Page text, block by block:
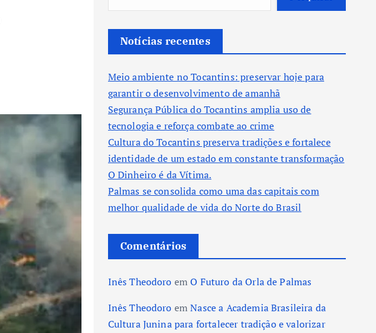
Notícias recentes
Meio ambiente no Tocantins: preservar hoje para
garantir o desenvolvimento de amanhã
Segurança Pública do Tocantins amplia uso de
tecnologia e reforça combate ao crime
Cultura do Tocantins preserva tradições e fortalece
identidade de um estado em constante transformação
O Dinheiro é da Vítima.
Palmas se consolida como uma das capitais com
melhor qualidade de vida do Norte do Brasil
Comentários
Inês Theodoro emO Futuro da Orla de Palmas
Inês Theodoro emNasce a Academia Brasileira da
Cultura Junina para fortalecer tradição e valorizar